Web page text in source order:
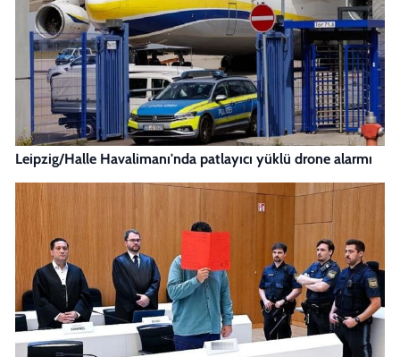
Leipzig/Halle Havalimanı'nda patlayıcı yüklü drone alarmı